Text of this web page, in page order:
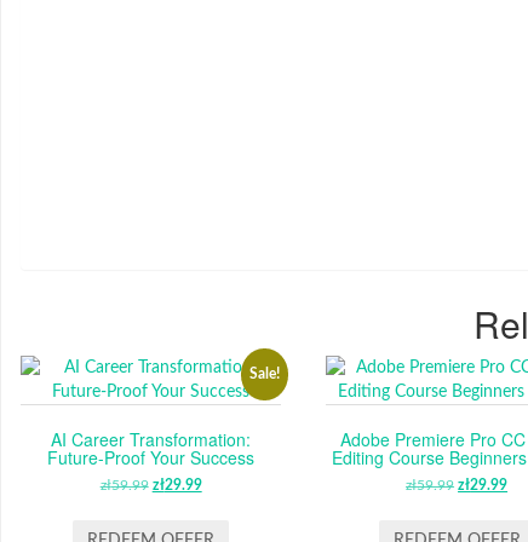
Sale!
AI Career Transformation:
Future-Proof Your Success
zł59.99 ORIGINAL
WAS:
zł29.99CURRENT
IS:
Adobe Premiere Pro
Editing Course
zł59.99 ORIGINAL
WAS:
zł29.99
IS: